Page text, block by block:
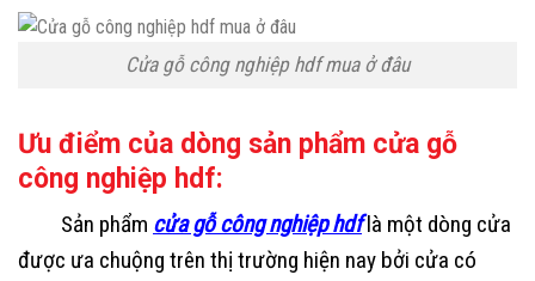
Cửa gỗ công nghiệp hdf mua ở đâu
Ưu điểm của dòng sản phẩm cửa gỗ
công nghiệp hdf:
Sản phẩm cửa gỗ công nghiệp hdflà một dòng cửa
được ưa chuộng trên thị trường hiện nay bởi cửa có